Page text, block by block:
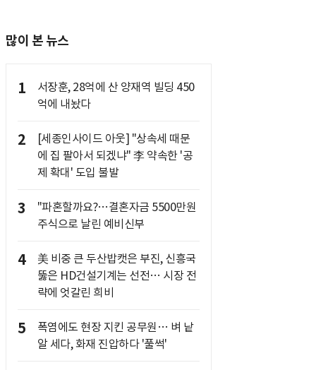
많이 본 뉴스
1
서장훈, 28억에 산 양재역 빌딩 450
억에 내놨다
2
[세종인사이드 아웃] "상속세 때문
에 집 팔아서 되겠냐" 李 약속한 '공
제 확대' 도입 불발
3
"파혼할까요?…결혼자금 5500만원
주식으로 날린 예비신부
4
美 비중 큰 두산밥캣은 부진, 신흥국
뚫은 HD건설기계는 선전… 시장 전
략에 엇갈린 희비
5
폭염에도 현장 지킨 공무원… 벼 낱
알 세다, 화재 진압하다 '풀썩'